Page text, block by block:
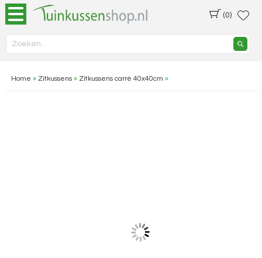
(0)
Home » Zitkussens» Zitkussens carré 40x40cm »